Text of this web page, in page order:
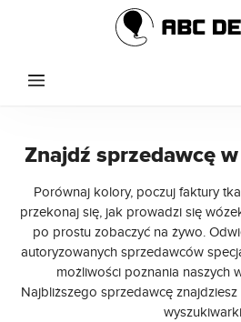
Przejdź do głównej zawartości
Znajdź sprzedawcę
Porównaj kolory, poczuj faktury
przekonaj się, jak prowadzi się
po prostu zobaczyć na żywo.
autoryzowanych sprzedawców
możliwości poznania naszych
Najbliższego sprzedawcę